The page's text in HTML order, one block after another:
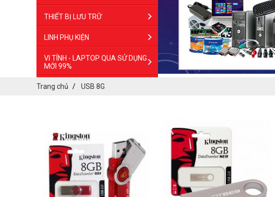
THIẾT BỊ LƯU TRỮ
LINH PHỤ KIỆN
VI TÍNH - LAPTOP QUA SỬ DỤNG
MỚI 99%
Trang chủ USB 8G